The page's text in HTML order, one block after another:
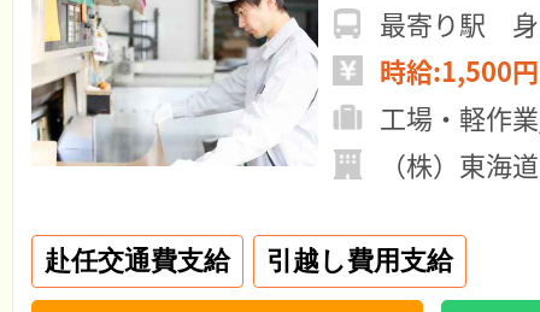
最寄り駅 身
時給:1,500
工場・軽作
（株）東
赴任交通費支給 引越し費用支給